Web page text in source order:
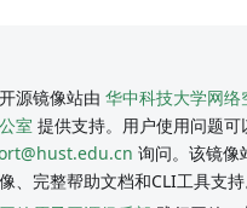
源镜像站由 华中科技大学网络
室 提供支持。用户使用问题可
询问。该镜像
、完整帮助文档和CLI工具支持